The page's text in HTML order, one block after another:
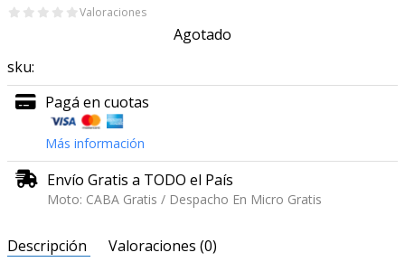
Valoraciones
Agotado
sku:
Pagá en cuotas
Más información
Envío Gratis a TODO el País
Moto: CABA Gratis / Despacho En Micro Gratis
Descripción Valoraciones (0)